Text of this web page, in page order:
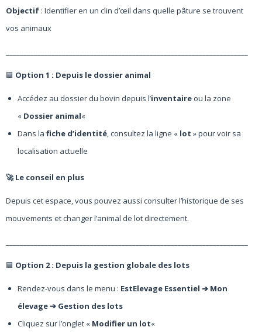
Objectif : Identifier en un clin d’œil dans quelle pâture se trouvent
vos animaux
🟦 Option 1 : Depuis le dossier animal
Accédez au dossier du bovin depuis l’inventaireou la zone
« Dossier animal«
Dans la fiche d’identité , consultez la ligne « lot » pour voir sa
localisation actuelle
🚀 Le conseil en plus
Depuis cet espace, vous pouvez aussi consulter l’historique de ses
mouvements et changer l’animal de lot directement.
🟦 Option 2 : Depuis la gestion globale des lots
Rendez-vous dans le menu : EstElevage Essentiel ➔ Mon
élevage ➔ Gestion des lots
Cliquez sur l’onglet « Modifier un lot«